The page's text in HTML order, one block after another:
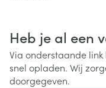
Heb je al een
Via onderstaande
snel opladen. Wij
doorgegeven.